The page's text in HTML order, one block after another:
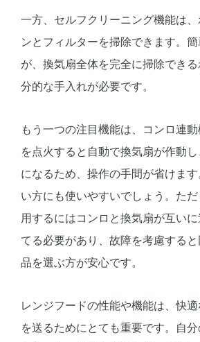
一方、セルフクリーニング機能は
ンとフィルターを掃除できます。
が、換気扇全体を完全に掃除でき
分的な手入れが必要です。
もう一つの注目機能は、コンロ連
を点火すると自動で換気扇が作動
になるため、操作の手間が省けま
い方にも使いやすいでしょう。た
用するにはコンロと換気扇が互い
てる必要があり、故障を考慮する
品を選ぶ方が安心です。
レンジフードの性能や機能は、快
を送るためにとても重要です。自